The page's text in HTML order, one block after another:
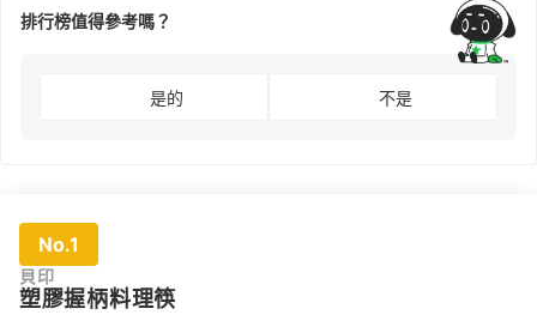
排行榜值得參考嗎？
是的 不是
No.1
貝印
塑膠握柄料理筷